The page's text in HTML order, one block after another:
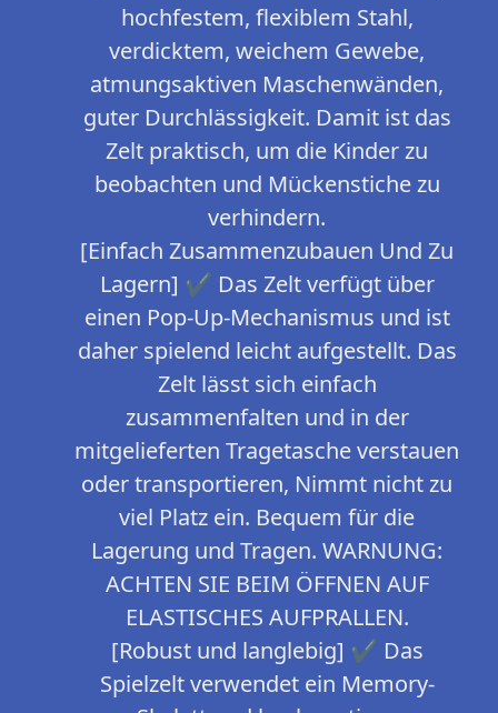
hochfestem, flexiblem Stahl,
verdicktem, weichem Gewebe,
atmungsaktiven Maschenwänden,
guter Durchlässigkeit. Damit ist das
Zelt praktisch, um die Kinder zu
beobachten und Mückenstiche zu
verhindern.
[Einfach Zusammenzubauen Und Zu
Lagern] ✔ Das Zelt verfügt über
einen Pop-Up-Mechanismus und ist
daher spielend leicht aufgestellt. Das
Zelt lässt sich einfach
zusammenfalten und in der
mitgelieferten Tragetasche verstauen
oder transportieren, Nimmt nicht zu
viel Platz ein. Bequem für die
Lagerung und Tragen. WARNUNG:
ACHTEN SIE BEIM ÖFFNEN AUF
ELASTISCHES AUFPRALLEN.
[Robust und langlebig] ✔ Das
Spielzelt verwendet ein Memory-